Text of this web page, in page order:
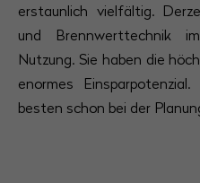
We offer support for our customers
Mon - Fri 8:00am - 5:00pm (GMT
Get in touch
erstaunlich vielfältig.
und Brennwerttechnik
Nutzung. Sie haben die
enormes
besten schon bei der